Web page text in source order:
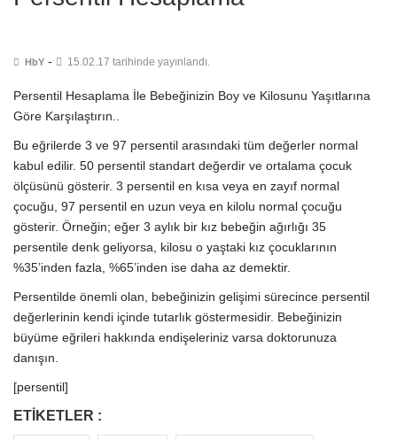
HbY - 15.02.17 tarihinde yayınlandı.
Persentil Hesaplama İle Bebeğinizin Boy ve Kilosunu Yaşıtlarına
Göre Karşılaştırın..
Bu eğrilerde 3 ve 97 persentil arasındaki tüm değerler normal
kabul edilir. 50 persentil standart değerdir ve ortalama çocuk
ölçüsünü gösterir. 3 persentil en kısa veya en zayıf normal
çocuğu, 97 persentil en uzun veya en kilolu normal çocuğu
gösterir. Örneğin; eğer 3 aylık bir kız bebeğin ağırlığı 35
persentile denk geliyorsa, kilosu o yaştaki kız çocuklarının
%35’inden fazla, %65’inden ise daha az demektir.
Persentilde önemli olan, bebeğinizin gelişimi sürecince persentil
değerlerinin kendi içinde tutarlık göstermesidir. Bebeğinizin
büyüme eğrileri hakkında endişeleriniz varsa doktorunuza
danışın.
[persentil]
ETIKETLER :